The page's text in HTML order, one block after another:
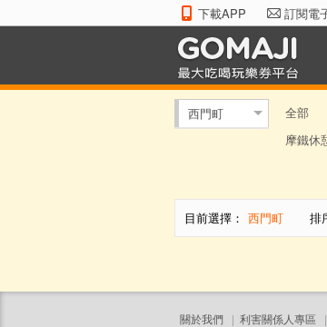
下載APP 訂閱電
西門町 全部
摩鐵休
目前選擇： 西門町 排
關於我們 | 利害關係人專區 |